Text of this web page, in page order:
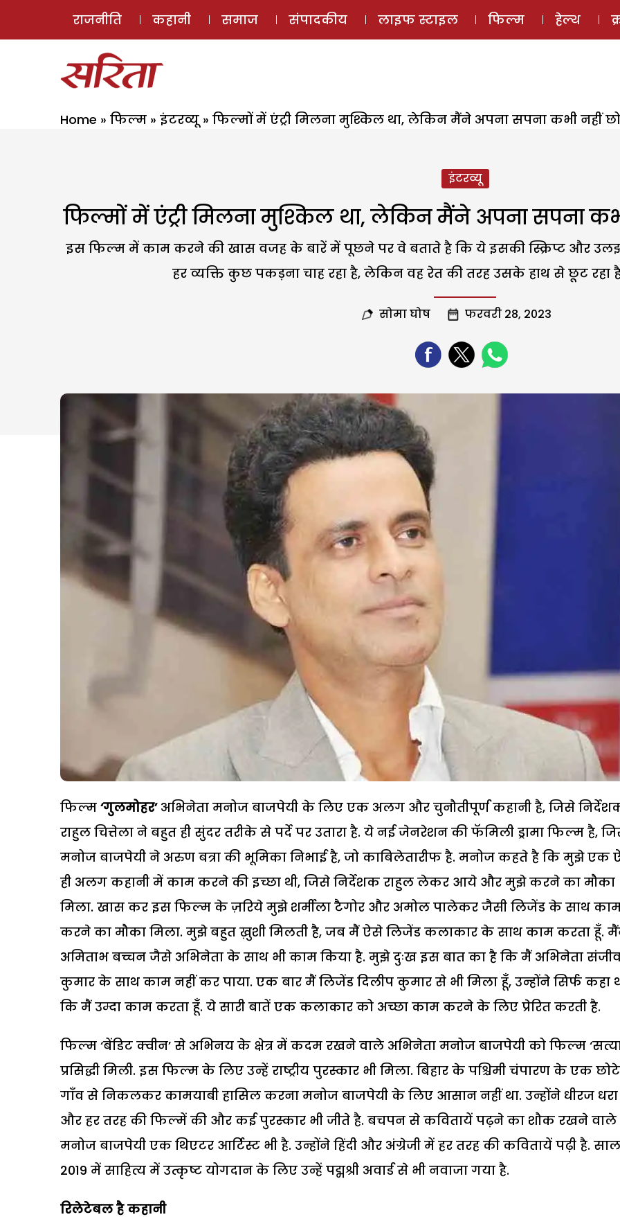
ई-मैगज़ीन
राजनीति कहानी समाज संपादकीय लाइफ स्टाइल फिल्म हेल्थ
Home » फिल्म » इंटरव्यू» फिल्मों में एंट्री मिलना मुश्किल था, लेकिन मैंने अपना सपना कभी नहीं
इंटरव्यू
फिल्मों में एंट्री मिलना मुश्किल था, लेकिन मैंने अपना सपना
इस फिल्म में काम करने की खास वजह के बारें में पूछने पर वे बताते है कि ये इसकी स्क्रिप्ट और
हर व्यक्ति कुछ पकड़ना चाह रहा है, लेकिन वह रेत की तरह उसके हाथ से छूट रहा
सोमा घोष फरवरी 28, 2023
फिल्म ‘गुलमोहर’अभिनेता मनोज बाजपेयी के लिए एक अलग और चुनौतीपूर्ण कहानी है, जिसे
राहुल चित्तेला ने बहुत ही सुंदर तरीके से पर्दे पर उतारा है. ये नई जेनरेशन की फॅमिली ड्रामा फिल्म है,
मनोज बाजपेयी ने अरुण बत्रा की भूमिका निभाई है, जो काबिलेतारीफ है. मनोज कहते है कि मुझे एक
ही अलग कहानी में काम करने की इच्छा थी, जिसे निर्देशक राहुल लेकर आये और मुझे करने का मौका
मिला. खास कर इस फिल्म के ज़रिये मुझे शर्मीला टैगोर और अमोल पालेकर जैसी लिजेंड के साथ
करने का मौका मिला. मुझे बहुत ख़ुशी मिलती है, जब मैं ऐसे लिजेंड कलाकार के साथ काम करता हूँ.
अमिताभ बच्चन जैसे अभिनेता के साथ भी काम किया है. मुझे दुःख इस बात का है कि मैं अभिनेता
कुमार के साथ काम नहीं कर पाया. एक बार मैं लिजेंड दिलीप कुमार से भी मिला हूँ, उन्होंने सिर्फ कहा
कि मैं उम्दा काम करता हूँ. ये सारी बातें एक कलाकार को अच्छा काम करने के लिए प्रेरित करती है.
फिल्म ‘बेंडिट क्वीन’ से अभिनय के क्षेत्र में कदम रखने वाले अभिनेता मनोज बाजपेयी को फिल्म
प्रसिद्धी मिली. इस फिल्म के लिए उन्हें राष्ट्रीय पुरस्कार भी मिला. बिहार के पश्चिमी चंपारण के एक
गाँव से निकलकर कामयाबी हासिल करना मनोज बाजपेयी के लिए आसान नहीं था. उन्होंने धीरज धरा
और हर तरह की फिल्में की और कई पुरस्कार भी जीते है. बचपन से कवितायें पढ़ने का शौक रखने वाले
मनोज बाजपेयी एक थिएटर आर्टिस्ट भी है. उन्होंने हिंदी और अंग्रेजी में हर तरह की कवितायें पढ़ी है. साल
2019 में साहित्य में उत्कृष्ट योगदान के लिए उन्हें पद्मश्री अवार्ड से भी नवाजा गया है.
रिलेटेबल है कहानी